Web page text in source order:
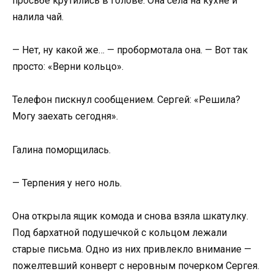
налила чай.
— Нет, ну какой же… — пробормотала она. — Вот так
просто: «Верни кольцо».
Телефон пискнул сообщением. Сергей: «Решила?
Могу заехать сегодня».
Галина поморщилась.
— Терпения у него ноль.
Она открыла ящик комода и снова взяла шкатулку.
Под бархатной подушечкой с кольцом лежали
старые письма. Одно из них привлекло внимание —
пожелтевший конверт с неровным почерком Сергея.